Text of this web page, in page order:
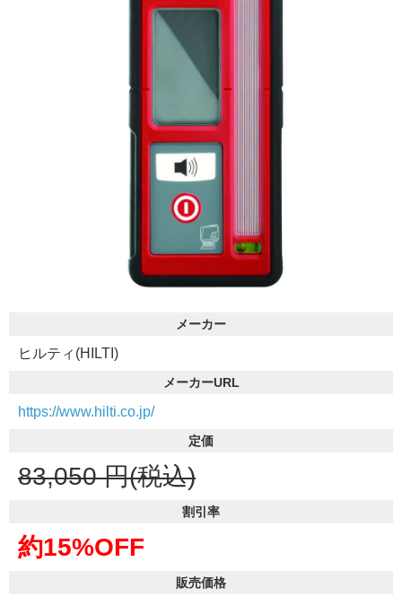
メーカー
ヒルティ(HILTI)
メーカーURL
https://www.hilti.co.jp/
定価
83,050 円(税込)
割引率
約15%OFF
販売価格